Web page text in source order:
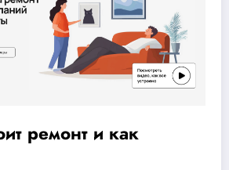
ремонт и как